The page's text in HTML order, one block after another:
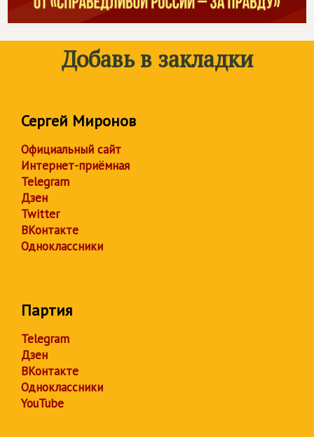
Добавь в закладки
Сергей Миронов
Официальный сайт
Интернет-приёмная
Telegram
Дзен
Twitter
ВКонтакте
Одноклассники
Партия
Telegram
Дзен
ВКонтакте
Одноклассники
YouTube